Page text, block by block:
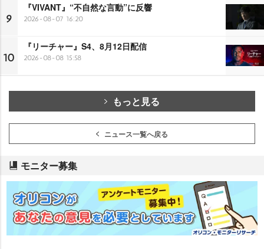
9
『VIVANT』“不自然な言動”に反響
2026-08-07 16:20
10
『リーチャー』S4、8月12日配信
2026-08-08 15:58
もっと見る
ニュース一覧へ戻る
モニター募集